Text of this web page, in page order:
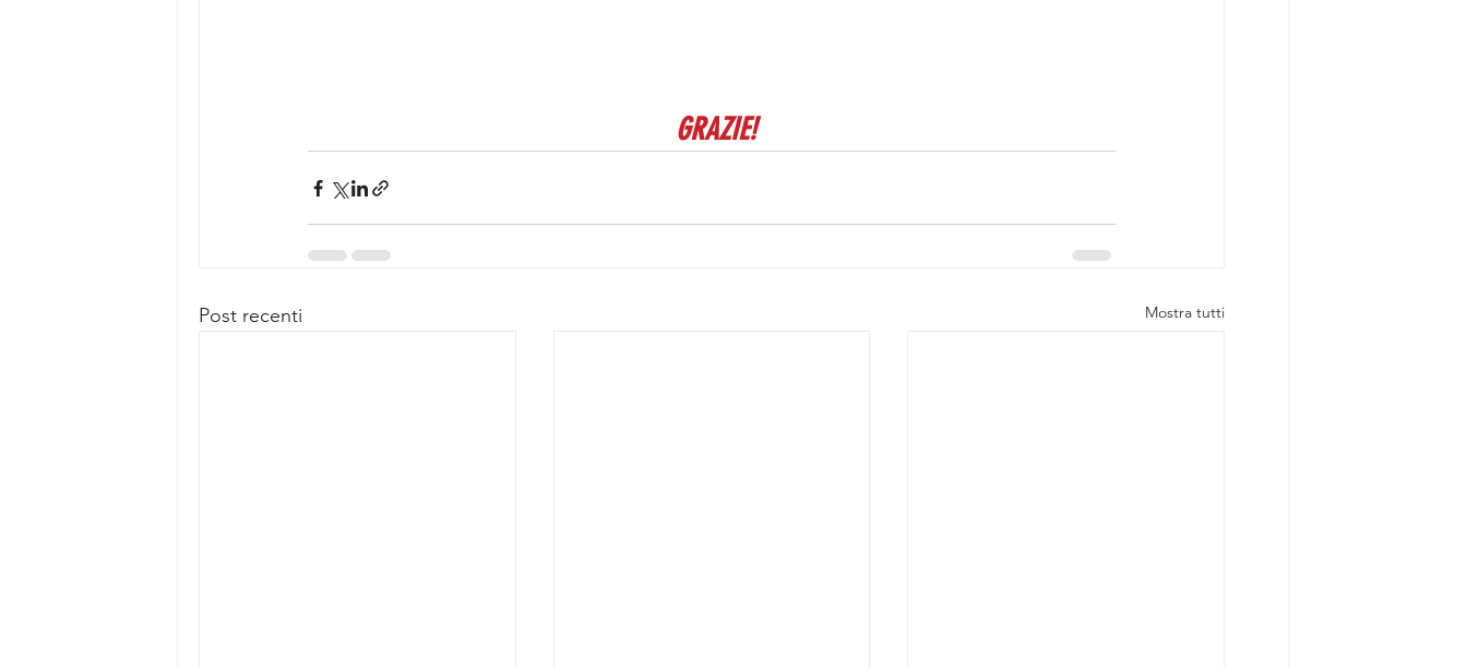
GRAZIE!
Post recenti Mostra tutti